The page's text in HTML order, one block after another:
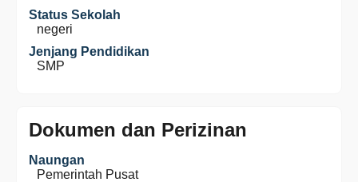
Status Sekolah
negeri
Jenjang Pendidikan
SMP
Dokumen dan Perizinan
Naungan
Pemerintah Pusat